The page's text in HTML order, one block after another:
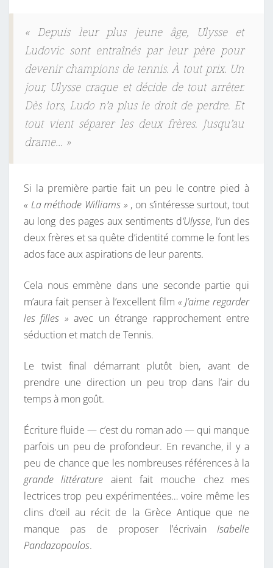
E
E
P
A
S
C
E
T
T
R
E
E
F
A
U
E
« Depuis leur plus jeune âge, Ulysse et
Ludovic sont entraînés par leur père pour
devenir champions de tennis. À tout prix. Un
jour, Ulysse craque et décide de tout arrêter.
Dès lors, Ludo n’a plus le droit de perdre. Et
tout vient séparer les deux frères. Jusqu’au
drame… »
Si la première partie fait un peu le contre pied à
« La méthode Williams » , on s’intéresse surtout, tout
au long des pages aux sentiments d‘Ulysse, l’un des
deux frères et sa quête d’identité comme le font les
ados face aux aspirations de leur parents.
Cela nous emmène dans une seconde partie qui
m’aura fait penser à l’excellent film « J’aime regarder
les filles » avec un étrange rapprochement entre
séduction et match de Tennis.
Le twist final démarrant plutôt bien, avant de
prendre une direction un peu trop dans l’air du
temps à mon goût.
Écriture fluide — c’est du roman ado — qui manque
parfois un peu de profondeur. En revanche, il y a
peu de chance que les nombreuses références à la
grande littérature aient fait mouche chez mes
lectrices trop peu expérimentées… voire même les
clins d’œil au récit de la Grèce Antique que ne
manque pas de proposer l’écrivain Isabelle
Pandazopoulos.